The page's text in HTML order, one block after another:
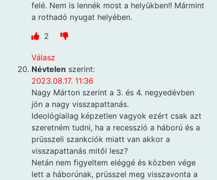
felé. Nem is lennék most a helyükben!! Mármint
a rothadó nyugat helyében.
2
Válasz
Névtelen szerint:
2023.08.17. 11:36
Nagy Márton szerint a 3. és 4. negyedévben
jön a nagy visszapattanás.
Ideológiailag képzetlen vagyok ezért csak azt
szeretném tudni, ha a recesszió a háború és a
prüsszeli szankciók miatt van akkor a
visszapattanás mitől lesz?
Netán nem figyeltem eléggé és közben vége
lett a háborúnak, prüsszel meg visszavonta a